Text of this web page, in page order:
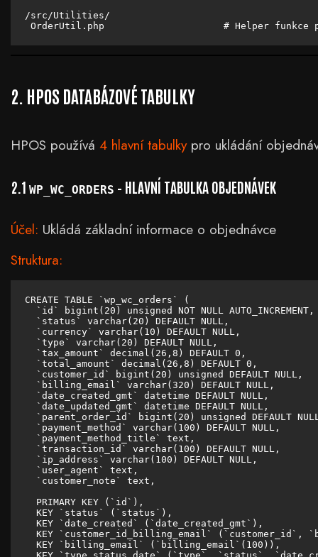
/src/Utilities/
OrderUtil.php                     # Helper funkce
2. HPOS DATABÁZOVÉ TABULKY
HPOS používá 4 hlavní tabulkypro ukládání
2.1 WP_WC_ORDERS – HLAVNÍ TABULKA OBJEDNÁVEK
Účel: Ukládá základní informace o objednávce
Struktura:
CREATE TABLE `wp_wc_orders` (
  `id` bigint(20) unsigned NOT NULL AUTO_INCREMENT,
  `status` varchar(20) DEFAULT NULL,
  `currency` varchar(10) DEFAULT NULL,
  `type` varchar(20) DEFAULT NULL,
  `tax_amount` decimal(26,8) DEFAULT 0,
  `total_amount` decimal(26,8) DEFAULT 0,
  `customer_id` bigint(20) unsigned DEFAULT NULL,
  `billing_email` varchar(320) DEFAULT NULL,
  `date_created_gmt` datetime DEFAULT NULL,
  `date_updated_gmt` datetime DEFAULT NULL,
`parent_order_id` bigint(20) unsigned DEFAULT
  `payment_method` varchar(100) DEFAULT NULL,
  `payment_method_title` text,
  `transaction_id` varchar(100) DEFAULT NULL,
  `ip_address` varchar(100) DEFAULT NULL,
  `user_agent` text,
  `customer_note` text,
  PRIMARY KEY (`id`),
  KEY `status` (`status`),
  KEY `date_created` (`date_created_gmt`),
KEY `customer_id_billing_email` (`customer_id`,
  KEY `billing_email` (`billing_email`(100)),